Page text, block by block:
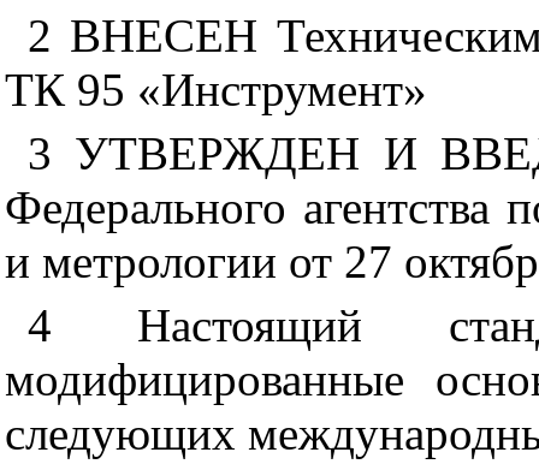
2 ВНЕСЕН Техническим
ТК 95 «Инструмент»
3 УТВЕРЖДЕН И
Федерального агентства
и метрологии от 27
4 Настоящий
модифицированные
следующих